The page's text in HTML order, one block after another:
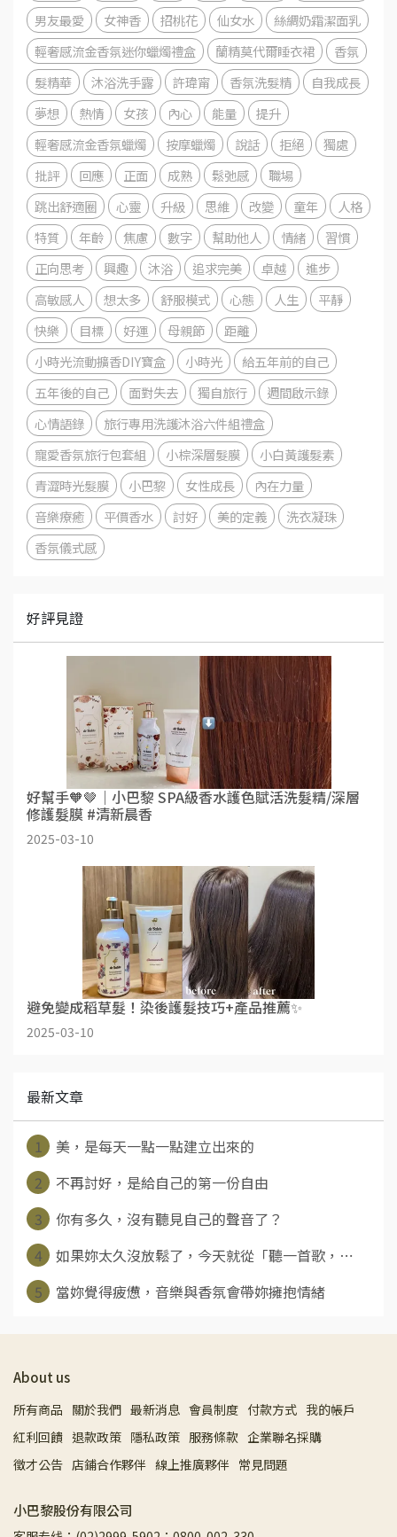
男友最愛
女神香 招桃花 仙女水
絲綢奶霜潔面乳
輕奢感流金香氛迷你蠟燭禮盒
蘭精莫代爾睡衣裙
香氛
髮精華
沐浴洗手露 許瑋甯 香氛洗髮精
自我成長
夢想
熱情 女孩 內心 能量
提升
輕奢感流金香氛蠟燭
按摩蠟燭 說話 拒絕
獨處
批評
回應 正面 成熟 鬆弛感
職場
跳出舒適圈
心靈 升級 思維 改變 童年
人格
特質
年齡 焦慮 數字 幫助他人 情緒
習慣
正向思考
興趣 沐浴 追求完美 卓越
進步
高敏感人
想太多 舒服模式 心態 人生
平靜
快樂
目標 好運 母親節
距離
小時光流動擴香DIY寶盒
小時光
給五年前的自己
五年後的自己
面對失去 獨自旅行
週間啟示錄
心情語錄
旅行專用洗護沐浴六件組禮盒
寵愛香氛旅行包套組
小棕深層髮膜
小白黃護髮素
青澀時光髮膜
小巴黎 女性成長
內在力量
音樂療癒
平價香水 討好 美的定義
洗衣凝珠
香氛儀式感
好評見證
好幫手🧡🤎｜小巴黎 SPA級香水護色賦活洗髮精/深層
修護髮膜 #清新晨香
2025-03-10
避免變成稻草髮！染後護髮技巧+產品推薦✨
2025-03-10
最新文章
1
美，是每天一點一點建立出來的
2
不再討好，是給自己的第一份自由
3
你有多久，沒有聽見自己的聲音了？
4
如果妳太久沒放鬆了，今天就從「聽一首歌，⋯
5
當妳覺得疲憊，音樂與香氛會帶妳擁抱情緒
About us
所有商品 關於我們 最新消息 會員制度 付款方式 我的帳戶
紅利回饋 退款政策 隱私政策 服務條款 企業聯名採購
徵才公告 店鋪合作夥伴 線上推廣夥伴 常見問題
小巴黎股份有限公司